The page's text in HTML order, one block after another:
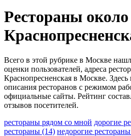
Рестораны
Всего в этой рубрике в Москве
оценки пользователей, адреса
Краснопресненская в Москве.
описания ресторанов с режимом
официальные сайты. Рейтинг
отзывов посетителей.
рестораны рядом со мной дорогие
рестораны (14) недорогие рестораны